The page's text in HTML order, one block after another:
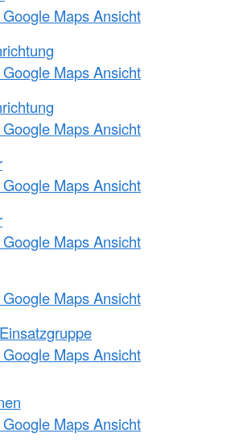
Maps Ansicht
Maps Ansicht
Maps Ansicht
Maps Ansicht
Maps Ansicht
Maps Ansicht
Maps Ansicht
Maps Ansicht